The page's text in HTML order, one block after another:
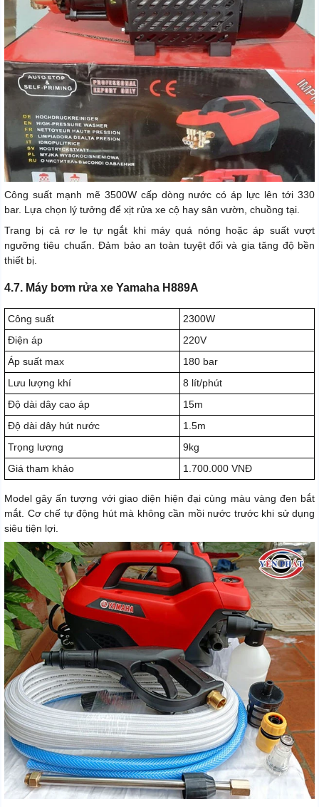
Công suất mạnh mẽ 3500W cấp dòng nước có áp lực lên tới 330
bar. Lựa chọn lý tưởng để xịt rửa xe cộ hay sân vườn, chuồng tại.
Trang bị cả rơ le tự ngắt khi máy quá nóng hoặc áp suất vượt
ngưỡng tiêu chuẩn. Đảm bảo an toàn tuyệt đối và gia tăng độ bền
thiết bị.
4.7. Máy bơm rửa xe Yamaha H889A
Công suất
2300W
Điện áp
220V
Áp suất max
180 bar
Lưu lượng khí
8 lít/phút
Độ dài dây cao áp
15m
Độ dài dây hút nước
1.5m
Trọng lượng
9kg
Giá tham khảo
1.700.000 VNĐ
Model gây ấn tượng với giao diện hiện đại cùng màu vàng đen bắt
mắt. Cơ chế tự động hút mà không cần mồi nước trước khi sử dụng
siêu tiện lợi.